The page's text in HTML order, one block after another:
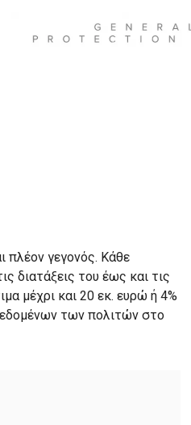
πλέον γεγονός. Κάθε
διατάξεις του έως και τις
μέχρι και 20 εκ. ευρώ ή 4%
των πολιτών στο